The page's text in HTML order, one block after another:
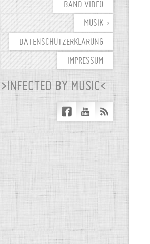
BAND VIDEO
MUSIK
DATENSCHUTZERKLÄRUNG
IMPRESSUM
>INFECTED BY MUSIC<